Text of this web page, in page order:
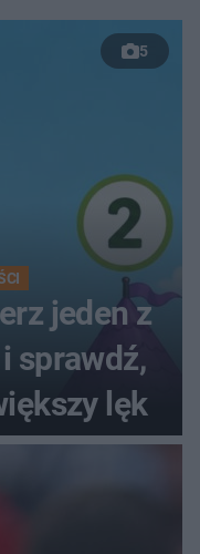
5
jeden z
sprawdź,
lęk